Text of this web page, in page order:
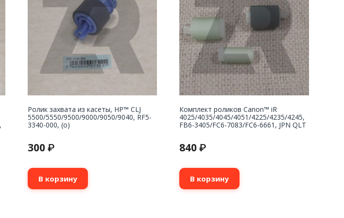
Ролик захвата из касеты, HP™ CLJ
5500/5550/9500/9000/9050/9040, RF5-
3340-000, (o)
300 ₽
В корзину
Комплект роликов Canon™ iR
4025/4035/4045/4051/4225/4235/4245,
FB6-3405/FC6-7083/FC6-6661, JPN QLT
840₽
В корзину